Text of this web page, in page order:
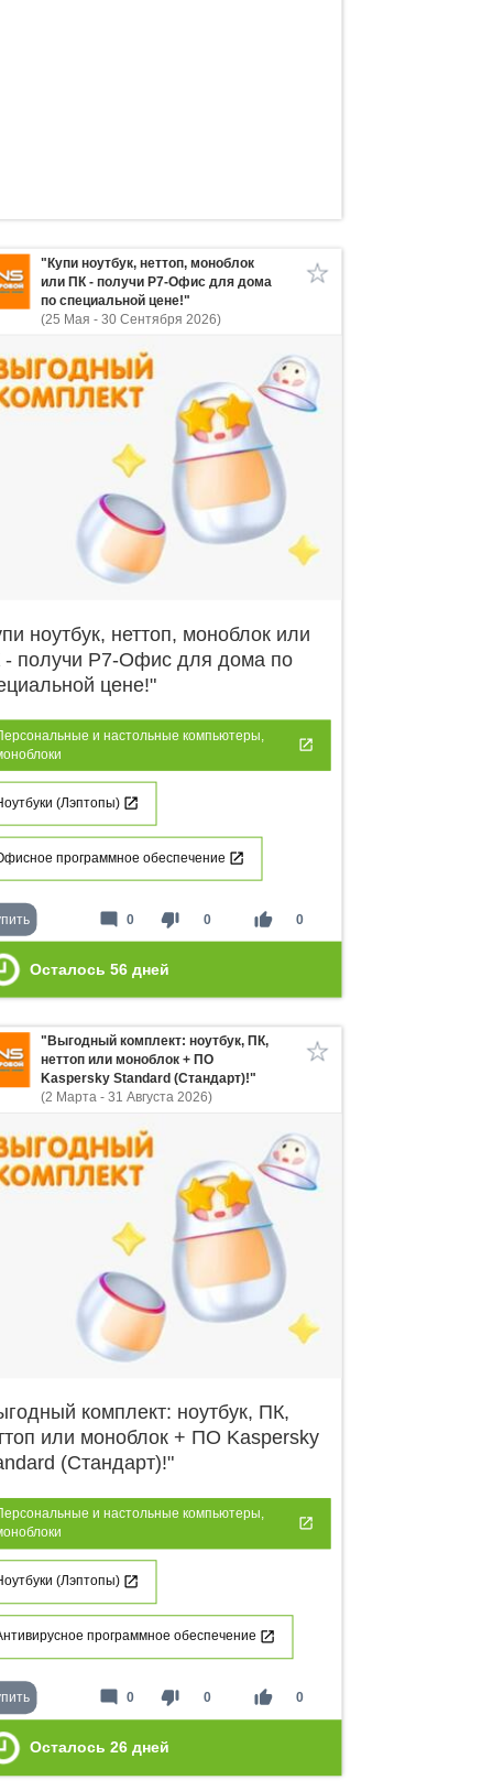
"Купи ноутбук, неттоп, моноблок
или ПК - получи Р7-Офис для дома
по специальной цене!"
(25 Мая - 30 Сентября 2026)
ноутбук, неттоп, моноблок или
- получи Р7-Офис для дома по
цене!"
и настольные компьютеры,
(Лэптопы)
программное обеспечение
thumb_down 0 thumb_up 0
mode_comment 0
Осталось 56 дней
"Выгодный комплект: ноутбук, ПК,
неттоп или моноблок + ПО
Kaspersky Standard (Стандарт)!"
(2 Марта - 31 Августа 2026)
комплект: ноутбук, ПК,
или моноблок + ПО Kaspersky
(Стандарт)!"
и настольные компьютеры,
(Лэптопы)
программное обеспечение
thumb_down 0 thumb_up 0
mode_comment 0
Осталось 26 дней